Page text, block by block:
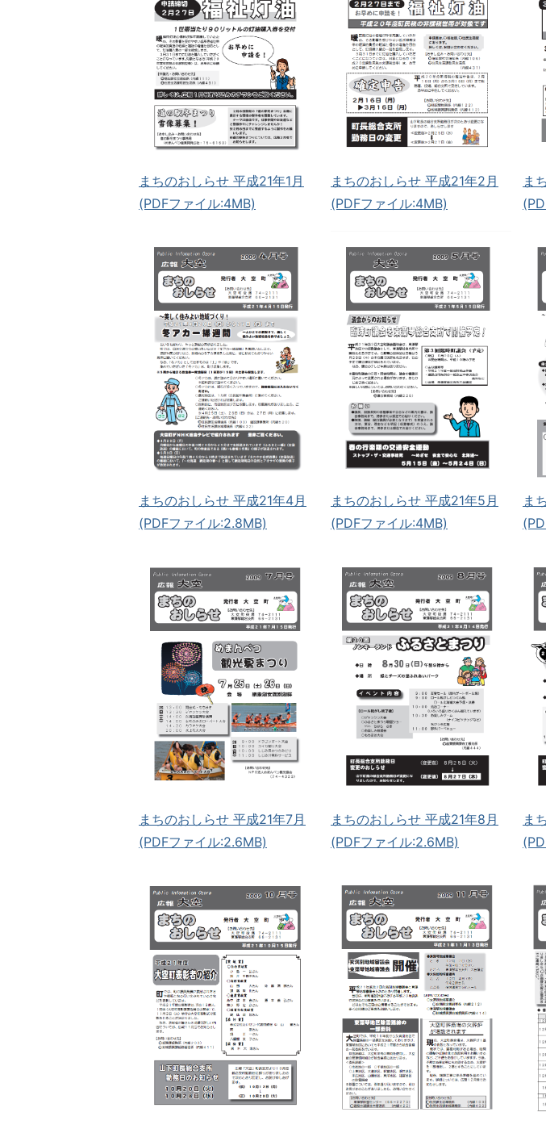
まちのおしらせ 平成21年1月
(PDFファイル:4MB)
まちのおしらせ 平成21年2月
(PDFファイル:4MB)
ま
まちのおしらせ 平成21年4月
(PDFファイル:2.8MB)
まちのおしらせ 平成21年5月
(PDFファイル:4MB)
ま
まちのおしらせ 平成21年7月
(PDFファイル:2.6MB)
まちのおしらせ 平成21年8月
(PDFファイル:2.6MB)
ま